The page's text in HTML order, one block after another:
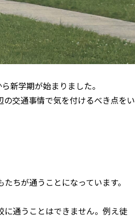
新学期が始まりました。
交通事情で気を付けるべき点をい
ちが通うことになっています。
に通うことはできません。例え徒